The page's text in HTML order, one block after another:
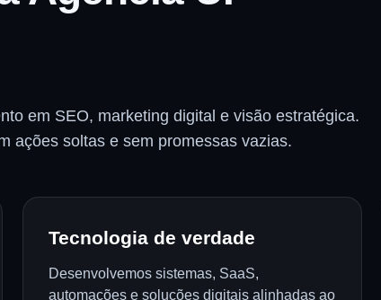
em SEO, marketing digital e visão estratégica.
ações soltas e sem promessas vazias.
Tecnologia de verdade
Desenvolvemos sistemas, SaaS,
automações e soluções digitais alinhadas ao